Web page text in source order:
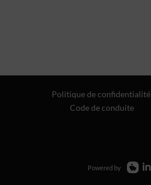
Politique de confidentialité
Code de conduite
Powered by